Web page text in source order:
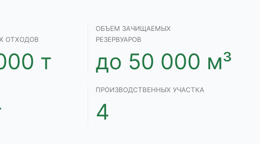
ОТХОДОВ
т
ОБЪЕМ ЗАЧИЩАЕМЫХ
РЕЗЕРВУАРОВ
до 50 000 м³
ПРОИЗВОДСТВЕННЫХ УЧАСТКА
4